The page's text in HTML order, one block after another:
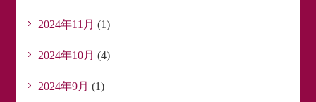
2024年11月 (1)
2024年10月 (4)
2024年9月 (1)